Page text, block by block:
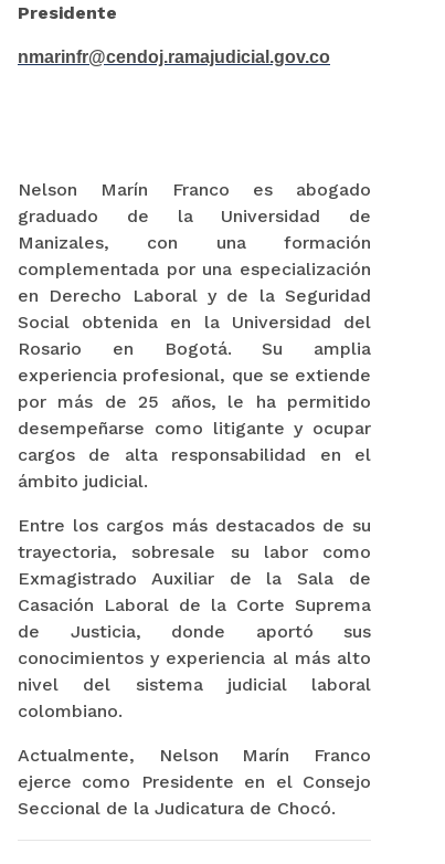
Presidente
nmarinfr@cendoj.ramajudicial.gov.co
Nelson Marín Franco es abogado
graduado de la Universidad de
Manizales, con una formación
complementada por una especialización
en Derecho Laboral y de la Seguridad
Social obtenida en la Universidad del
Rosario en Bogotá. Su amplia
experiencia profesional, que se extiende
por más de 25 años, le ha permitido
desempeñarse como litigante y ocupar
cargos de alta responsabilidad en el
ámbito judicial.
Entre los cargos más destacados de su
trayectoria, sobresale su labor como
Exmagistrado Auxiliar de la Sala de
Casación Laboral de la Corte Suprema
de Justicia, donde aportó sus
conocimientos y experiencia al más alto
nivel del sistema judicial laboral
colombiano.
Actualmente, Nelson Marín Franco
ejerce como Presidente en el Consejo
Seccional de la Judicatura de Chocó.